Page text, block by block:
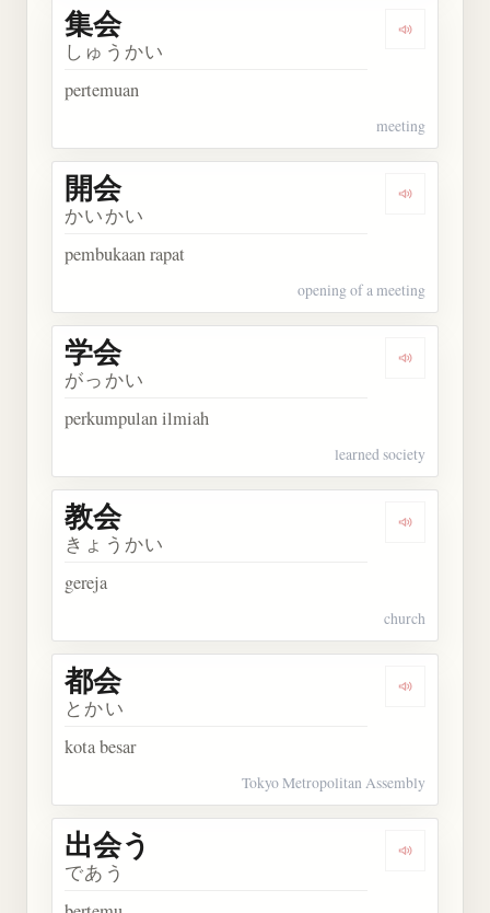
Dengarkan
集会
しゅうかい
pertemuan
meeting
Dengarkan
開会
かいかい
pembukaan rapat
opening of a meeting
Dengarkan
学会
がっかい
perkumpulan ilmiah
learned society
Dengarkan
教会
きょうかい
gereja
church
Dengarkan
都会
とかい
kota besar
Tokyo Metropolitan Assembly
Dengarkan
出会う
であう